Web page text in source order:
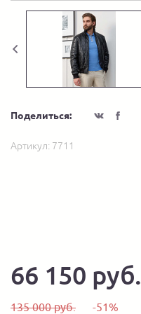
Поделиться:
Артикул: 7711
66 150 руб.
135 000 руб. -51%